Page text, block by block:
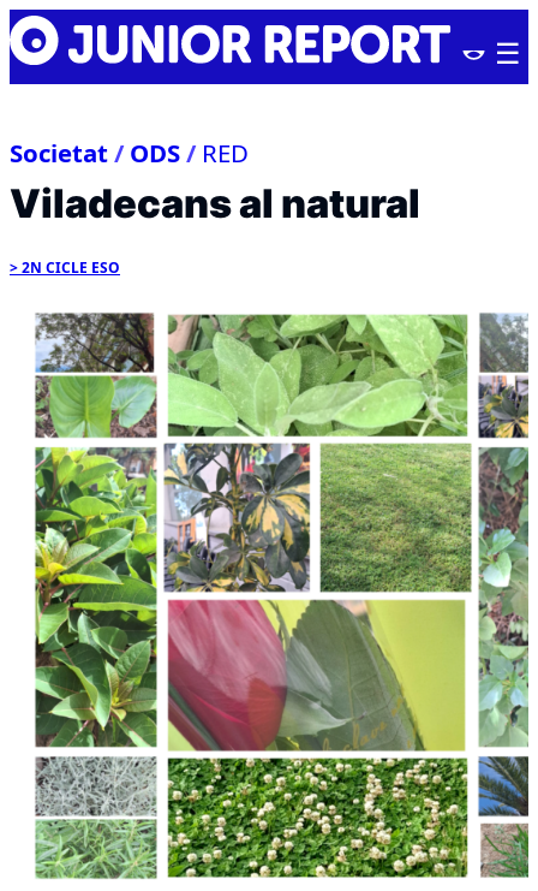
Skip
to
content
Junior
Report
Societat/ODS/ RED
Viladecans al natural
2N CICLE ESO